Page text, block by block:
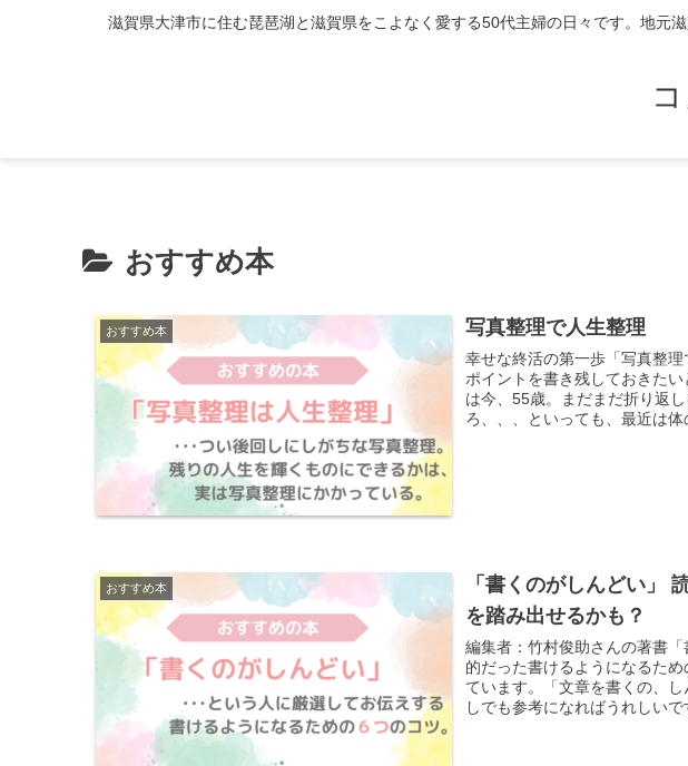
滋賀県大津市に住む琵琶湖と滋賀県をこよなく愛する50代主婦の日々です。地元
おすすめ本
おすすめ本 写真整理で人生整理
幸せな終活の第一歩「写真整
ポイントを書き残しておきた
は今、55歳。まだまだ折り返
ろ、、、といっても、最近は体
おすすめ本
「書くのがしんどい」
を踏み出せるかも？
編集者：竹村俊助さんの著書
的だった書けるようになるた
ています。「文章を書くの、
しでも参考になればうれしい